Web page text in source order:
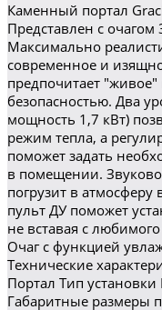
Каменный портал
Представлен с очагом
Максимально
современное и
предпочитает
безопасностью. Два
мощность 1,7 кВт)
режим тепла, а
поможет задать
в помещении.
погрузит в атмосферу
пульт ДУ поможет
не вставая с любимого
Очаг с функцией
Технические
Портал Тип
Габаритные размеры